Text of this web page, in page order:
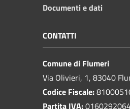
Documenti e dati
CONTATTI
Comune di Flumeri
Via Olivieri, 1, 83040
Codice Fiscale:
Partita IVA: